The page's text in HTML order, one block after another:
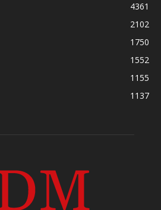
4361
2102
1750
1552
1155
1137